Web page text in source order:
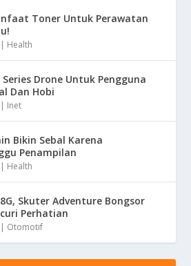
Toner Untuk Perawatan
| Health
Series Drone Untuk Pengguna
Dan Hobi
| Inet
Bikin Sebal Karena
Penampilan
| Health
Skuter Adventure Bongsor
Perhatian
| Otomotif